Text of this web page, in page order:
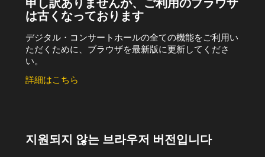
申し訳ありませんが、ご利用のブラウザ
は古くなっております
デジタル・コンサートホールの全ての機能をご利用い
ただくために、ブラウザを最新版に更新してくださ
い。
詳細はこちら
지원되지 않는 브라우저 버전입니다